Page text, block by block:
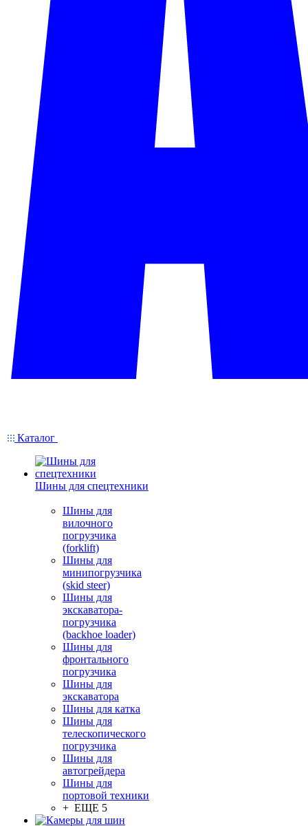
Каталог
Шины для спецтехники
Шины для
вилочного
погрузчика
(forklift)
Шины для
минипогрузчика
(skid steer)
Шины для
экскаватора-
погрузчика
(backhoe loader)
Шины для
фронтального
погрузчика
Шины для
экскаватора
Шины для катка
Шины для
телескопического
погрузчика
Шины для
автогрейдера
Шины для
портовой техники
+ ЕЩЕ 5